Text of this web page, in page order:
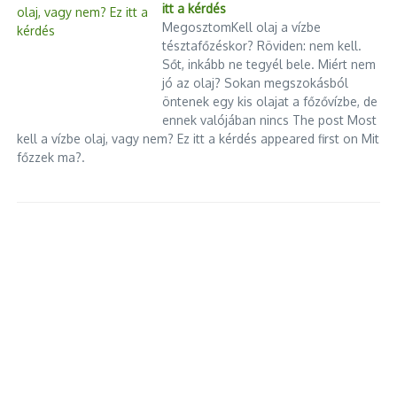
itt a kérdés
MegosztomKell olaj a vízbe
tésztafőzéskor? Röviden: nem kell.
Sőt, inkább ne tegyél bele. Miért nem
jó az olaj? Sokan megszokásból
öntenek egy kis olajat a főzővízbe, de
ennek valójában nincs The post Most
kell a vízbe olaj, vagy nem? Ez itt a kérdés appeared first on Mit
főzzek ma?.